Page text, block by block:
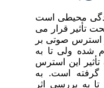
محیطی است
تأثیر قرار می
صوتی بر
ولی تا به
این استرس
است. به
به بررسی اثر